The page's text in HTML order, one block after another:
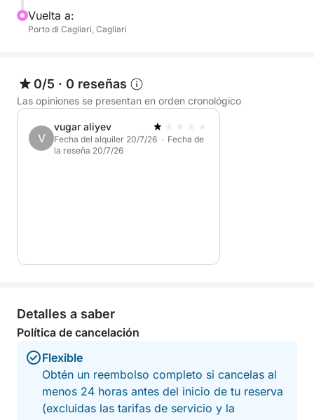
Ideal para parejas, familias o grupos de amigos,
y rodeado de algunos de los paisajes más
espectaculares del Mediterráneo.
Vuelta a:
Porto di Cagliari, Cagliari
0/5 · 0 reseñas
Las opiniones se presentan en orden cronológico
V
vugar aliyev
Fecha del alquiler 20/7/26 · Fecha de
la reseña 20/7/26
Detalles a saber
Política de cancelación
Flexible
Obtén un reembolso completo si cancelas al
menos 24 horas antes del inicio de tu reserva
(excluidas las tarifas de servicio y la